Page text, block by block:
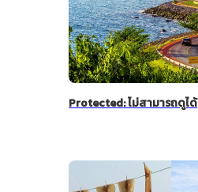
Protected: ไม่สามารถดูได้